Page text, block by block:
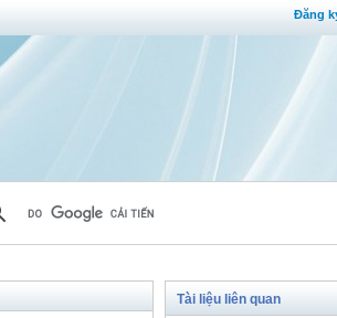
Đăng
Tài liệu liên quan